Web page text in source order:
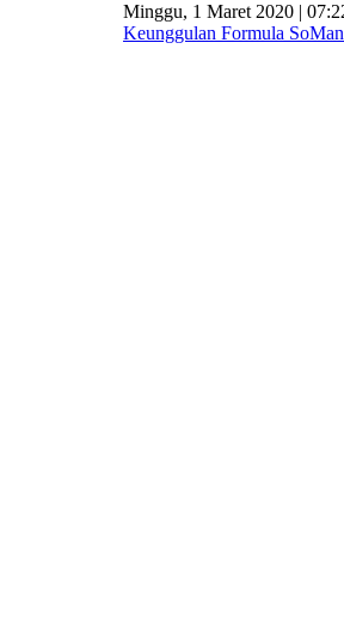
Minggu, 1 Maret 2020 |
Keunggulan Formula